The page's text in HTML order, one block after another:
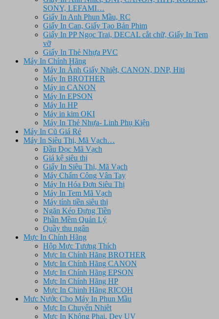
SONY, LEFAMI…
Giấy In Anh Phun Mầu, RC
Giấy In Can, Giấy Tạo Bản Phim
Giấy In PP Ngọc Trai, DECAL cắt chữ, Giấy In Tem
vỡ
Giấy In Thẻ Nhựa PVC
Máy In Chính Hãng
Máy In Ảnh Giấy Nhiệt, CANON, DNP, Hiti
Máy In BROTHER
Máy in CANON
Máy In EPSON
Máy In HP
Máy in kim OKI
Máy In Thẻ Nhựa- Linh Phụ Kiện
Máy In Cũ Giá Rẻ
Máy In Siêu Thị, Mã Vạch…
Đầu Đọc Mã Vạch
Giá kệ siêu thị
Giấy In Siêu Thị, Mã Vạch
Máy Chấm Công Vân Tay
Máy In Hóa Đơn Siêu Thị
Máy In Tem Mã Vạch
Máy tính tiền siêu thị
Ngăn Kéo Đựng Tiền
Phần Mềm Quản Lý
Quầy thu ngân
Mực In Chính Hãng
Hộp Mực Tương Thích
Mực In Chính Hãng BROTHER
Mực In Chính Hãng CANON
Mực In Chính Hãng EPSON
Mực In Chính Hãng HP
Mực In Chinh Hãng RICOH
Mưc Nước Cho Máy In Phun Mầu
Mực In Chuyển Nhiêt
Mực In Không Phai, Dey UV